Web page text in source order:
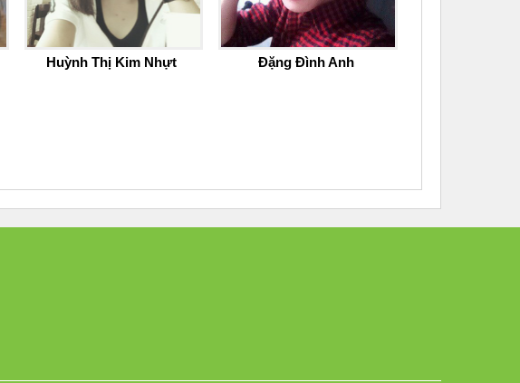
Huỳnh Thị Kim Nhựt Đặng Đình Anh